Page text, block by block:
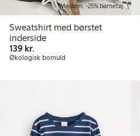
Medlem: -25% børnetøj
Sweatshirt med børstet
inderside
139 kr.
Økologisk bomuld